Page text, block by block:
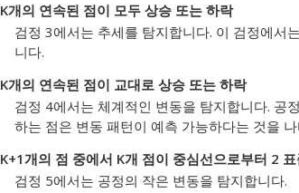
K개의 연속된 점이 모두 상승 또는 하락
검정 3에서는 추세를 탐지합니다. 이 검정에서
니다.
K개의 연속된 점이 교대로 상승 또는 하락
검정 4에서는 체계적인 변동을 탐지합니다. 공
하는 점은 변동 패턴이 예측 가능하다는 것을
K+1개의 점 중에서 K개 점이 중심선으로부터 2
검정 5에서는 공정의 작은 변동을 탐지합니다.